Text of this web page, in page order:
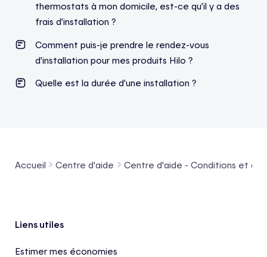
thermostats à mon domicile, est-ce qu’il y a des
frais d’installation ?
Comment puis-je prendre le rendez-vous
d’installation pour mes produits Hilo ?
Quelle est la durée d’une installation ?
Accueil Centre d'aide Centre d'aide - Conditions et
Pied de page
Liens utiles
Estimer mes économies